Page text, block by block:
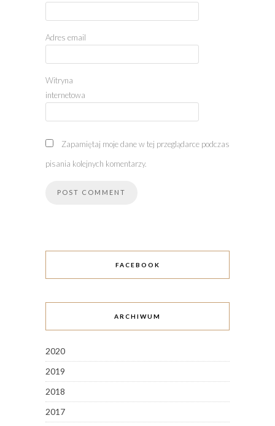
Adres email
Witryna
internetowa
Zapamiętaj moje dane w tej przeglądarce podczas
pisania kolejnych komentarzy.
FACEBOOK
ARCHIWUM
2020
2019
2018
2017